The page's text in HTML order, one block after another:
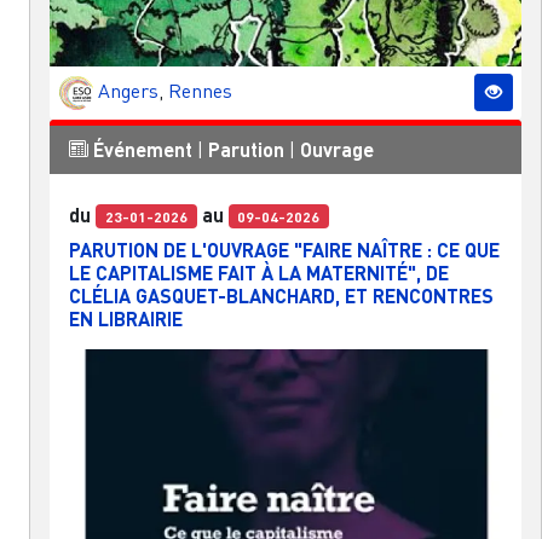
Angers Rennes
Événement | Parution | Ouvrage
du 23-01-2026 au 09-04-2026
PARUTION DE L'OUVRAGE "FAIRE NAÎTRE : CE QUE
LE CAPITALISME FAIT À LA MATERNITÉ", DE
CLÉLIA GASQUET-BLANCHARD, ET RENCONTRES
EN LIBRAIRIE